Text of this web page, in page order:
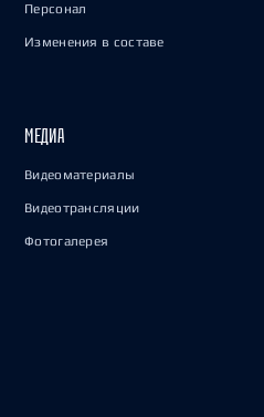
Персонал
Изменения в составе
МЕДИА
Видеоматериалы
Видеотрансляции
Фотогалерея